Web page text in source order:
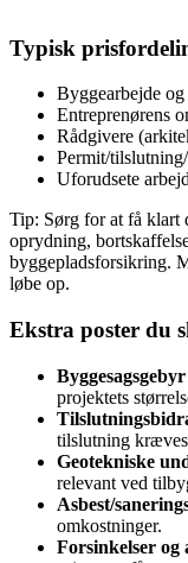
Typisk
Byggearbejde
Entreprenørens
Rådgivere
Permit/
Uforudsete
Tip: Sørg for at få
oprydning,
byggepladsforsikring.
løbe op.
Ekstra poster du
projektets
tilslutning
Geotekniske
relevant ved
Asbest/
omkostninger.
Forsinkelser